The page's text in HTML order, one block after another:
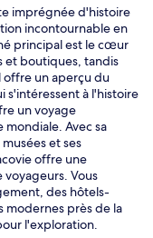
n
ê
t
r
e
imprégnée d'histoire
incontournable en
principal est le cœur
et boutiques, tandis
un aperçu du
s'intéressent à l'histoire
un voyage
Avec sa
et ses
offre une
Vous
des hôtels-
modernes près de la
l'exploration.